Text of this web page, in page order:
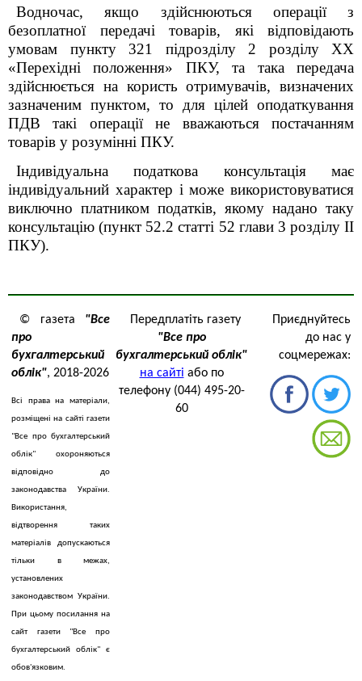
Водночас, якщо здійснюються операції з
безоплатної передачі товарів, які відповідають
умовам пункту 321
підрозділу 2 розділу XX
«Перехідні положення» ПКУ, та така передача
здійснюється на користь отримувачів, визначених
зазначеним пунктом, то для цілей оподаткування
ПДВ такі операції не вважаються постачанням
товарів у розумінні ПКУ.
Індивідуальна податкова консультація має
індивідуальний характер і може використовуватися
виключно платником податків, якому надано таку
консультацію (пункт 52.2 статті 52 глави 3 розділу ІІ
ПКУ).
© газета "Все
про
бухгалтерський
облік", 2018-2026
Всі права на матеріали,
розміщені на сайті газети
"Все про бухгалтерський
облік" охороняються
відповідно до
законодавства України.
Використання,
відтворення таких
матеріалів допускаються
тільки в межах,
установлених
законодавством України.
При цьому посилання на
сайт газети "Все про
бухгалтерський облік" є
обов'язковим.
Передплатіть газету
"Все про
бухгалтерський облік"
на сайті або по
телефону (044) 495-20-
60
Приєднуйтесь
до нас у
соцмережах: